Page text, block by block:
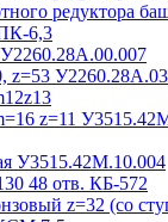
редуктора
6,3
z=53
z=11
У3515.42М.10.004
48 отв. КБ-572
z=32 (со